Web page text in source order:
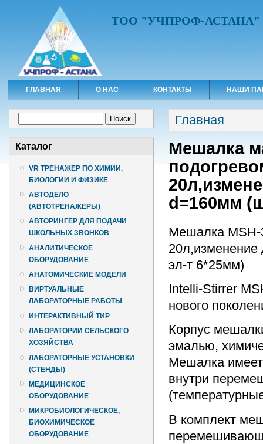
ТОО "УЧПРОФ-АСТАНА"
ГЛАВНАЯ О НАС КОНТАКТЫ НАШИ
Каталог
VR ТРЕНАЖЕР ПО ХИМИИ,
БИОЛОГИИ И ФИЗИКЕ
АВТОДЕЛО
(АВТОТРЕНАЖЕРЫ)
АВТОРИНГЕР ДЛЯ ПОДАЧИ
ШКОЛЬНЫХ ЗВОНКОВ
АНАЛИТИЧЕСКОЕ
ОБОРУДОВАНИЕ
АНАТОМИЧЕСКИЕ МОДЕЛИ
ВИРТУАЛЬНЫЕ
ЛАБОРАТОРНЫЕ РАБОТЫ
ИНТЕРАКТИВНЫЙ ТИР
ЛАБОРАТОРИИ СЕЛЬСКОГО
ХОЗЯЙСТВА
ЛАБОРАТОРНЫЕ УСТАНОВКИ
(СТЕНДЫ)
МЕДИЦИНСКОЕ
ОБОРУДОВАНИЕ
МИКРОБИОЛОГИЧЕСКОЕ,
БИОХИМИЧЕСКОЕ
ОБОРУДОВАНИЕ
Вы здесь
Главная
Мешалка
d=160мм
Мешалка MSH-
эл-т 6*25мм)
Intelli-Stirrer
нового
Корпус
эмалью,
Мешалка
внутри
В комплект